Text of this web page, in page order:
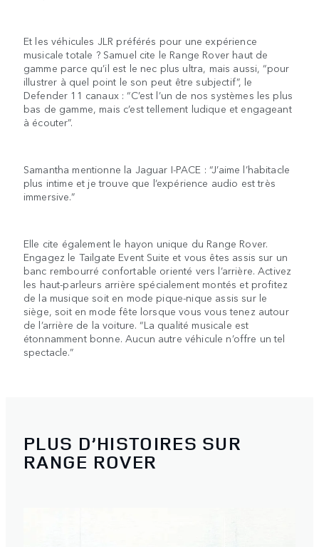
Et les véhicules JLR préférés pour une expérience
musicale totale ? Samuel cite le Range Rover haut de
gamme parce qu’il est le nec plus ultra, mais aussi, “pour
illustrer à quel point le son peut être subjectif”, le
Defender 11 canaux : “C’est l’un de nos systèmes les plus
bas de gamme, mais c’est tellement ludique et engageant
à écouter”.
Samantha mentionne la Jaguar I-PACE : “J’aime l’habitacle
plus intime et je trouve que l’expérience audio est très
immersive.”
Elle cite également le hayon unique du Range Rover.
Engagez le Tailgate Event Suite et vous êtes assis sur un
banc rembourré confortable orienté vers l’arrière. Activez
les haut-parleurs arrière spécialement montés et profitez
de la musique soit en mode pique-nique assis sur le
siège, soit en mode fête lorsque vous vous tenez autour
de l’arrière de la voiture. “La qualité musicale est
étonnamment bonne. Aucun autre véhicule n’offre un tel
spectacle.”
PLUS D’HISTOIRES SUR
RANGE ROVER